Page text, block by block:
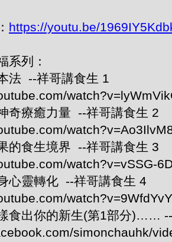
https://youtu.be/
系列：
法 --祥哥講食生 1
奇療癒力量 --祥哥講食生 2
的食生境界 --祥哥講食生 3
watch?v=vSSG-
心靈轉化 --祥哥講食生 4
食出你的新生(第1部分)……
simonchauhk/